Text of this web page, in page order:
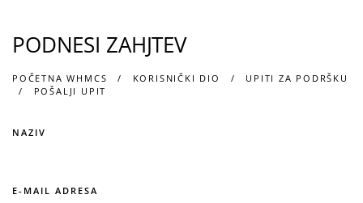
PODNESI ZAHJTEV
POČETNA WHMCS KORISNIČKI DIO
UPITI ZA PODRŠKU
POŠALJI UPIT
NAZIV
E-MAIL ADRESA